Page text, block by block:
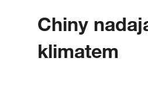
Chiny
klimatem